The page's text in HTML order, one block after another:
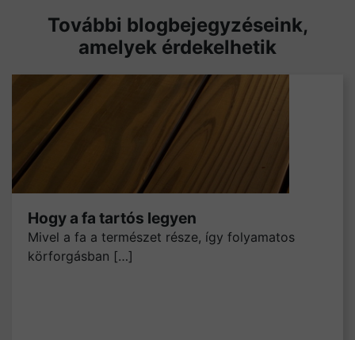
További blogbejegyzéseink,
amelyek érdekelhetik
Hogy a fa tartós legyen
Mivel a fa a természet része, így folyamatos
körforgásban […]